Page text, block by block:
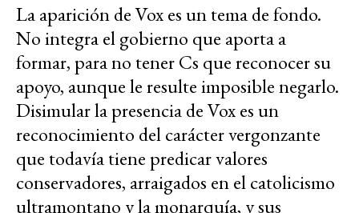
La aparición de Vox es un tema de fondo.
No integra el gobierno que aporta a
formar, para no tener Cs que reconocer su
apoyo, aunque le resulte imposible negarlo.
Disimular la presencia de Vox es un
reconocimiento del carácter vergonzante
que todavía tiene predicar valores
conservadores, arraigados en el catolicismo
ultramontano y la monarquía, y sus